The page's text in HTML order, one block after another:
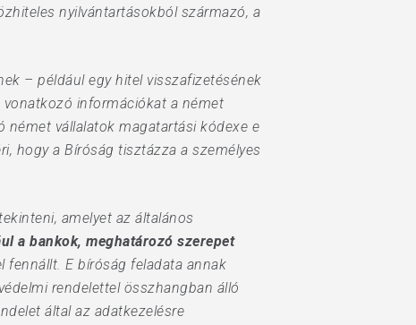
nyilvántartásokból származó, a
– például egy hitel visszafizetésének
információkat a német
vállalatok magatartási kódexe e
hogy a Bíróság tisztázza a személyes
amelyet az általános
a bankok, meghatározó szerepet
fennállt. E bíróság feladata annak
rendelettel összhangban álló
által az adatkezelésre